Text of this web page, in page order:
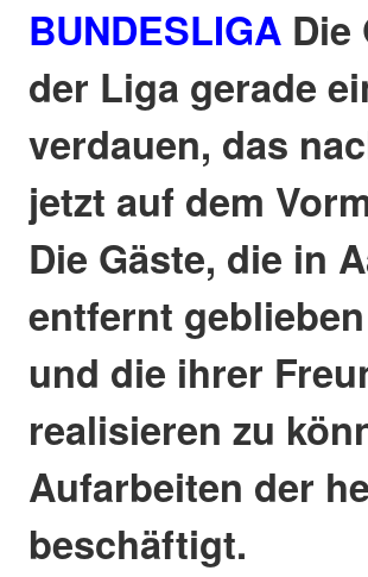
BUNDESLIGA Die
der Liga gerade
verdauen, das
jetzt auf dem
Die Gäste, die in
entfernt
und die ihrer
realisieren zu
Aufarbeiten der
beschäftigt.